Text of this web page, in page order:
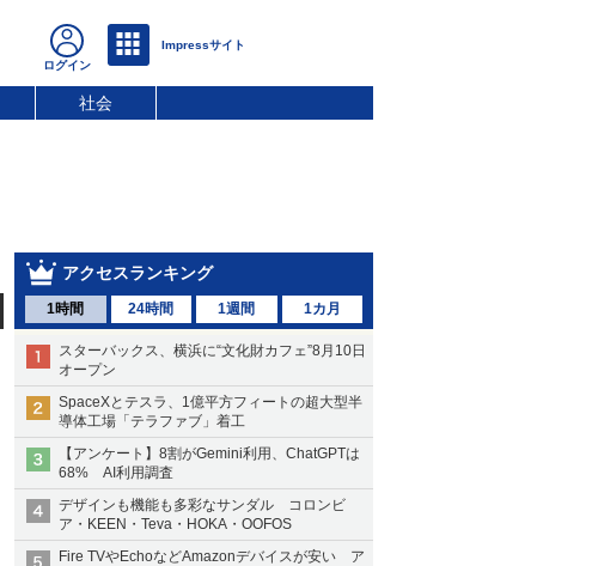
社会
アクセスランキング
1時間 24時間 1週間 1カ月
スターバックス、横浜に“文化財カフェ”8月10日
オープン
SpaceXとテスラ、1億平方フィートの超大型半
導体工場「テラファブ」着工
【アンケート】8割がGemini利用、ChatGPTは
68% AI利用調査
デザインも機能も多彩なサンダル コロンビ
ア・KEEN・Teva・HOKA・OOFOS
Fire TVやEchoなどAmazonデバイスが安い ア